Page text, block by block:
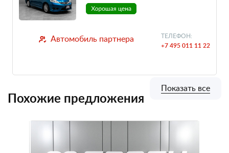
Автомобиль партнера ТЕЛЕФОН:
+7 495 011 11 22
Похожие предложения
Показать все